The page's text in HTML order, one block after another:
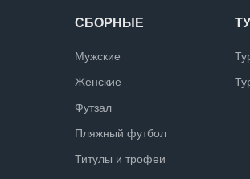
СБОРНЫЕ
Мужские
Женские
Футзал
Пляжный футбол
Титулы и трофеи